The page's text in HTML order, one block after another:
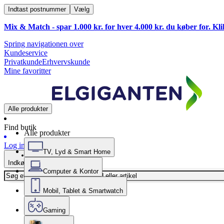
Indtast postnummer Vælg
Mix & Match - spar 1.000 kr. for hver 4.000 kr. du køber for.
Spring navigationen over
Kundeservice
PrivatkundeErhvervskunde
Mine favoritter
Alle produkter
Find butik
Log ind
Indkøbskurv
Alle produkter
TV, Lyd & Smart Home
Computer & Kontor
Mobil, Tablet & Smartwatch
Gaming